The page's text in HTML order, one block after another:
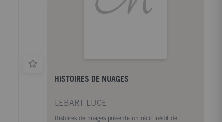
HISTOIRES DE NUAGES
LEBART LUCE
Histoires de nuages présente un récit inédit de